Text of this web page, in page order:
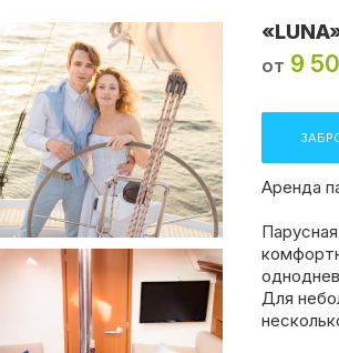
от 9
Аренда
Для